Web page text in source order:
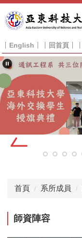
到
主
內
容
區
English 回首頁
首頁 系所成員
師資陣容